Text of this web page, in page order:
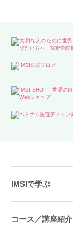
IMSIで学ぶ
コース／講座紹介